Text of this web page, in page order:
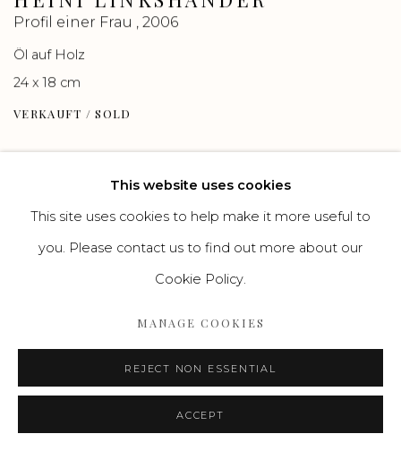
Profil einer Frau 2006
Öl auf Holz
24 x 18 cm
VERKAUFT / SOLD
This website uses cookies
This site uses cookies to help make it more useful to
you. Please contact us to find out more about our
Cookie Policy.
MANAGE COOKIES
REJECT NON ESSENTIAL
ACCEPT